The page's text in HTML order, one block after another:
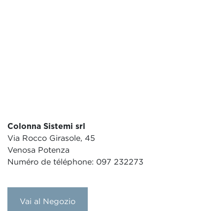
Colonna Sistemi srl
Via Rocco Girasole, 45
Venosa Potenza
Numéro de téléphone: 097 232273
Vai al Negozio